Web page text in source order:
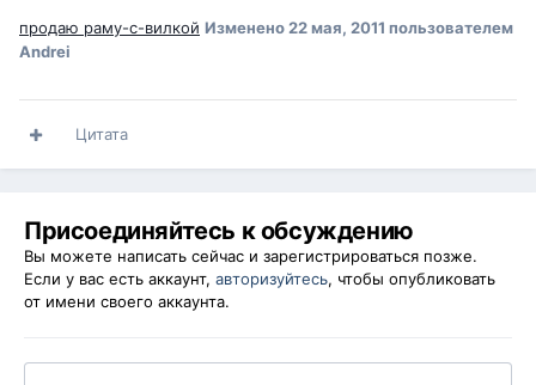
продаю раму-с-вилкой Изменено22 мая, 2011 пользователем
Andrei
Цитата
Присоединяйтесь к обсуждению
Вы можете написать сейчас и зарегистрироваться позже.
Если у вас есть аккаунт, авторизуйтесь, чтобы опубликовать
от имени своего аккаунта.